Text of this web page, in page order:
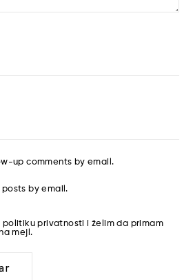
up comments by email.
by email.
politiku privatnosti
i želim da primam
mejl.